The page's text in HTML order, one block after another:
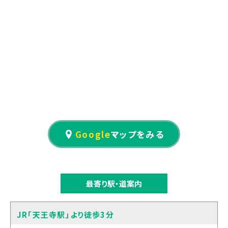
Googleマップをみる
最寄り駅・道案内
JR「天王寺駅」より徒歩3分